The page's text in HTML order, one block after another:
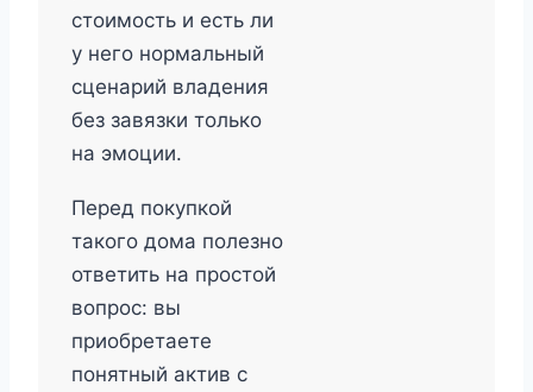
стоимость и есть ли
у него нормальный
сценарий владения
без завязки только
на эмоции.
Перед покупкой
такого дома полезно
ответить на простой
вопрос: вы
приобретаете
понятный актив с